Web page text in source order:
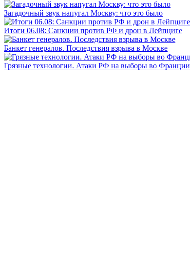
Загадочный звук напугал Москву: что это было
Итоги 06.08: Санкции против РФ и дрон в Лейпциге
Банкет генералов. Последствия взрыва в Москве
Грязные технологии. Атаки РФ на выборы во Франции